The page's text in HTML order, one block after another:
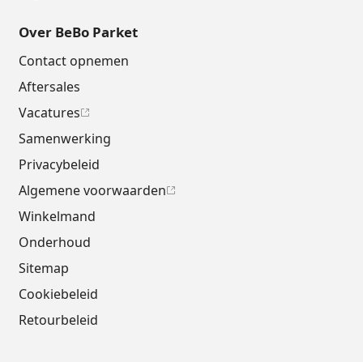
Over BeBo Parket
Contact opnemen
Aftersales
Vacatures
Samenwerking
Privacybeleid
Algemene voorwaarden
Winkelmand
Onderhoud
Sitemap
Cookiebeleid
Retourbeleid